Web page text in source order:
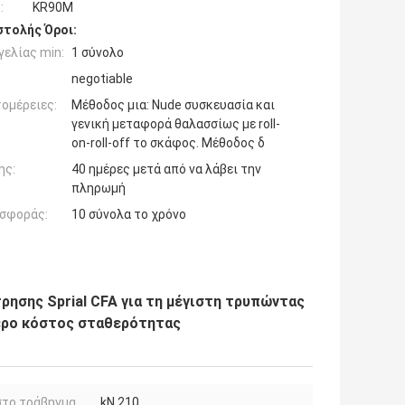
KR90M
Όροι:
min:
1 σύνολο
negotiable
Μέθοδος μια: Nude συσκευασία και
γενική μεταφορά θαλασσίως με roll-
on-roll-off το σκάφος. Μέθοδος δ
40 ημέρες μετά από να λάβει την
πληρωμή
10 σύνολα το χρόνο
Sprial CFA για τη μέγιστη τρυπώντας
κόστος σταθερότητας
τράβηγμα kN 210